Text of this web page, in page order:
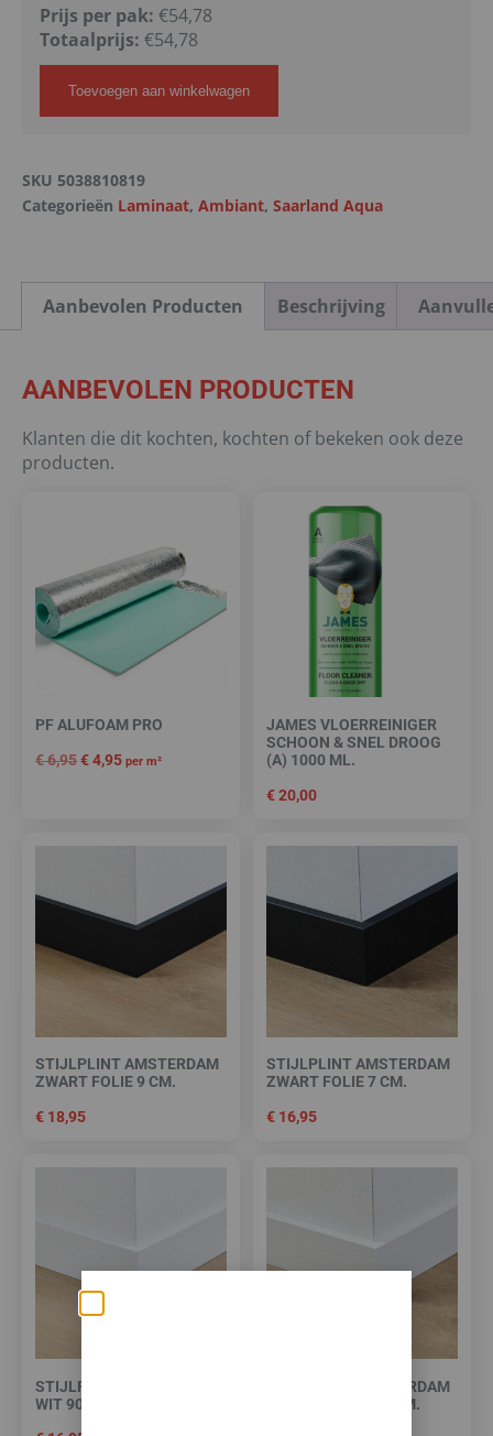
Prijs per pak: €54,78
Totaalprijs: €54,78
Toevoegen aan winkelwagen
SKU 5038810819
Categorieën Laminaat, Ambiant, Saarland Aqua
Aanbevolen Producten Beschrijving
AANBEVOLEN PRODUCTEN
Klanten die dit kochten, kochten of bekeken ook deze
producten.
PF ALUFOAM PRO
€6,95€4,95 per m²
JAMES VLOERREINIGER
SCHOON & SNEL DROOG
(A) 1000 ML.
€20,00
STIJLPLINT AMSTERDAM
ZWART FOLIE 9 CM.
€ 18,95
STIJLPLINT AMSTERDAM
ZWART FOLIE 7 CM.
€ 16,95
STIJLPLINT AMSTERDAM
WIT 9010 FOLIE 9 CM.
STIJLPLINT AMSTERDAM
WIT 9010 FOLIE 7 CM.